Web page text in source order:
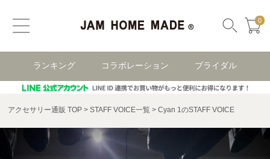
0
ランキング コラボレーション ブライダル
アクセサリー通販 TOP STAFF VOICE一覧 Cyan 1のSTAFF VOICE